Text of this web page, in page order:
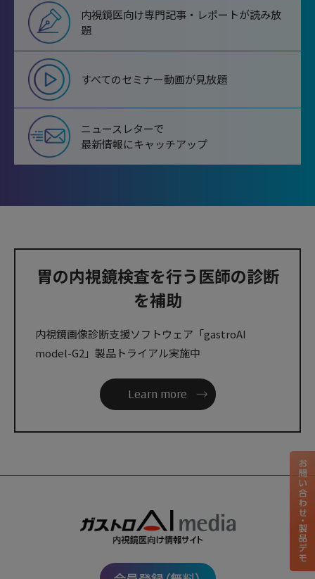
内視鏡医向け専門記事・レポートが読み放
題
すべてのセミナー動画が見放題
ニュースレターで
最新情報にキャッチアップ
胃の内視鏡検査を行う医師の診断
を補助
内視鏡画像診断支援ソフトウェア「gastroAI
model-G2」製品トライアル実施中
Learn more